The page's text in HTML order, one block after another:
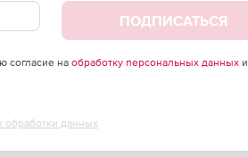
ПОДПИСАТЬСЯ
согласие на обработку персональных данныхи
обработки данных